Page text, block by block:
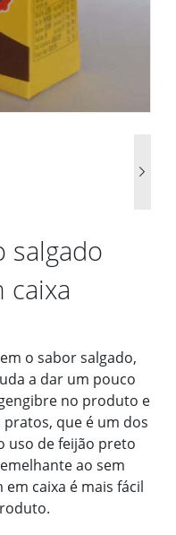

salgado
caixa
o sabor salgado,
a dar um pouco
no produto e
que é um dos
uso de feijão preto
ao sem
caixa é mais fácil